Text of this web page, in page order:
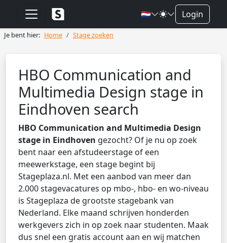
🇳🇱 Login
Je bent hier: Home Stage zoeken
HBO Communication and
Multimedia Design stage in
Eindhoven search
HBO Communication and Multimedia Design
stage in Eindhoven gezocht? Of je nu op zoek
bent naar een afstudeerstage of een
meewerkstage, een stage begint bij
Stageplaza.nl. Met een aanbod van meer dan
2.000 stagevacatures op mbo-, hbo- en wo-niveau
is Stageplaza de grootste stagebank van
Nederland. Elke maand schrijven honderden
werkgevers zich in op zoek naar studenten. Maak
dus snel een gratis account aan en wij matchen